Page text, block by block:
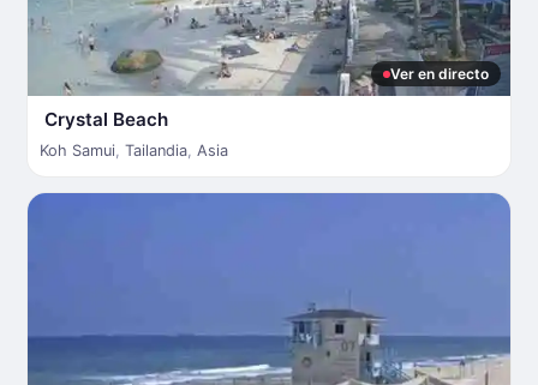
Ver en directo
Crystal Beach
Koh Samui, Tailandia, Asia